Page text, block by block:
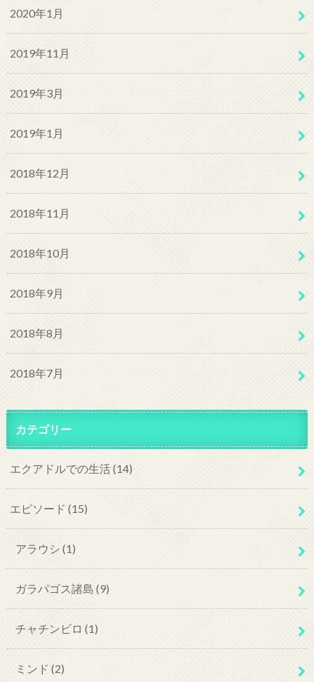
2020年1月
2019年11月
2019年3月
2019年1月
2018年12月
2018年11月
2018年10月
2018年9月
2018年8月
2018年7月
カテゴリー
エクアドルでの生活(14)
エピソード (15)
アラウシ (1)
ガラパゴス諸島 (9)
チャチンビロ (1)
ミンド (2)